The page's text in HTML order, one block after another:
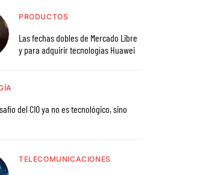
PRODUCTOS
Las fechas dobles de Mercado Libre
y para adquirir tecnologías Huawei
del CIO ya no es tecnológico, sino
TELECOMUNICACIONES